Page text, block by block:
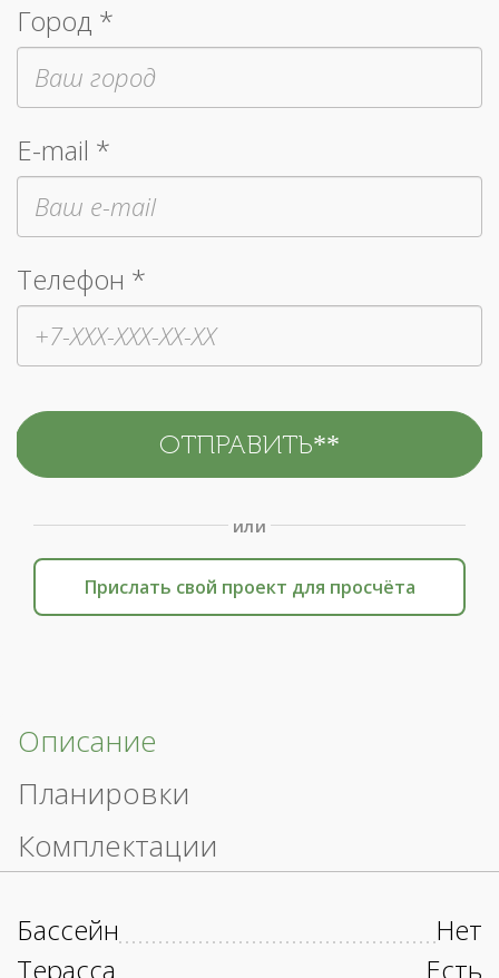
Город *
E-mail *
Телефон *
или
Прислать свой проект для просчёта
Описание
Планировки
Комплектации
Бассейн
Нет
Терасса
Есть